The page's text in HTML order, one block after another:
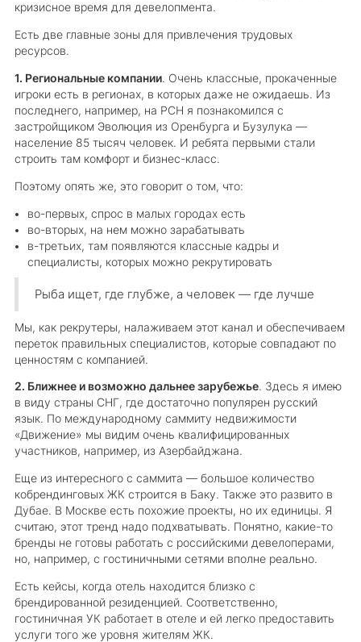
кризисное время для девелопмента.
Есть две главные зоны для привлечения трудовых
ресурсов.
1. Региональные компании. Очень классные, прокаченные
игроки есть в регионах, в которых даже не ожидаешь. Из
последнего, например, на РСН я познакомился с
застройщиком Эволюция из Оренбурга и Бузулука —
население 85 тысяч человек. И ребята первыми стали
строить там комфорт и бизнес-класс.
Поэтому опять же, это говорит о том, что:
во-первых, спрос в малых городах есть
во-вторых, на нем можно зарабатывать
в-третьих, там появляются классные кадры и
специалисты, которых можно рекрутировать
Рыба ищет, где глубже, а человек — где лучше
Мы, как рекрутеры, налаживаем этот канал и обеспечиваем
переток правильных специалистов, которые совпадают по
ценностям с компанией.
2. Ближнее и возможно дальнее зарубежье. Здесь я имею
в виду страны СНГ, где достаточно популярен русский
язык. По международному саммиту недвижимости
«Движение» мы видим очень квалифицированных
участников, например, из Азербайджана.
Еще из интересного с саммита — большое количество
кобрендинговых ЖК строится в Баку. Также это развито в
Дубае. В Москве есть похожие проекты, но их единицы. Я
считаю, этот тренд надо подхватывать. Понятно, какие-то
бренды не готовы работать с российскими девелоперами,
но, например, с гостиничными сетями вполне реально.
Есть кейсы, когда отель находится близко с
брендированной резиденцией. Соответственно,
гостиничная УК работает в отеле и ей легко предоставить
услуги того же уровня жителям ЖК.